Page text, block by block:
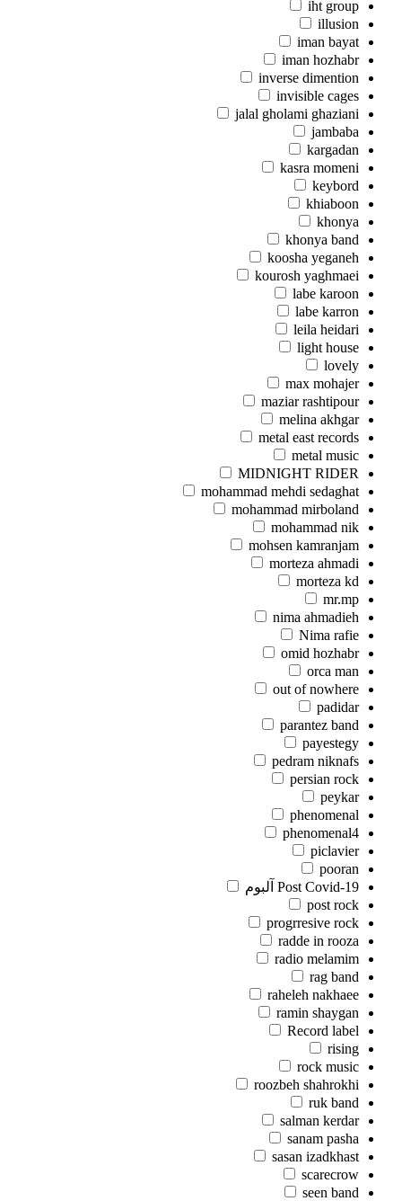
iht group
illusion
iman bayat
iman hozhabr
inverse dimention
invisible cages
jalal gholami ghaziani
jambaba
kargadan
kasra momeni
keybord
khiaboon
khonya
khonya band
koosha yeganeh
kourosh yaghmaei
labe karoon
labe karron
leila heidari
light house
lovely
max mohajer
maziar rashtipour
melina akhgar
metal east records
metal music
MIDNIGHT RIDER
mohammad mehdi sedaghat
mohammad mirboland
mohammad nik
mohsen kamranjam
morteza ahmadi
morteza kd
mr.mp
nima ahmadieh
Nima rafie
omid hozhabr
orca man
out of nowhere
padidar
parantez band
payestegy
pedram niknafs
persian rock
peykar
phenomenal
phenomenal4
piclavier
pooran
Post Covid-19 آلبوم
post rock
progrresive rock
radde in rooza
radio melamim
rag band
raheleh nakhaee
ramin shaygan
Record label
rising
rock music
roozbeh shahrokhi
ruk band
salman kerdar
sanam pasha
sasan izadkhast
scarecrow
seen band